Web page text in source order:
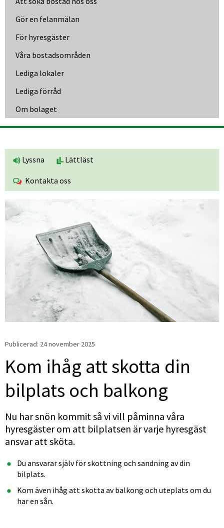
Gör en felanmälan
För hyresgäster
Våra bostadsområden
Lediga lokaler
Lediga förråd
Om bolaget
Lyssna Lättläst
Kontakta oss
Publicerad: 24 november 2025
Kom ihåg att skotta din
bilplats och balkong
Nu har snön kommit så vi vill påminna våra
hyresgäster om att bilplatsen är varje hyresgäst
ansvar att sköta.
Du ansvarar själv för skottning och sandning av din
bilplats.
Kom även ihåg att skotta av balkong och uteplats om du
har en sån.